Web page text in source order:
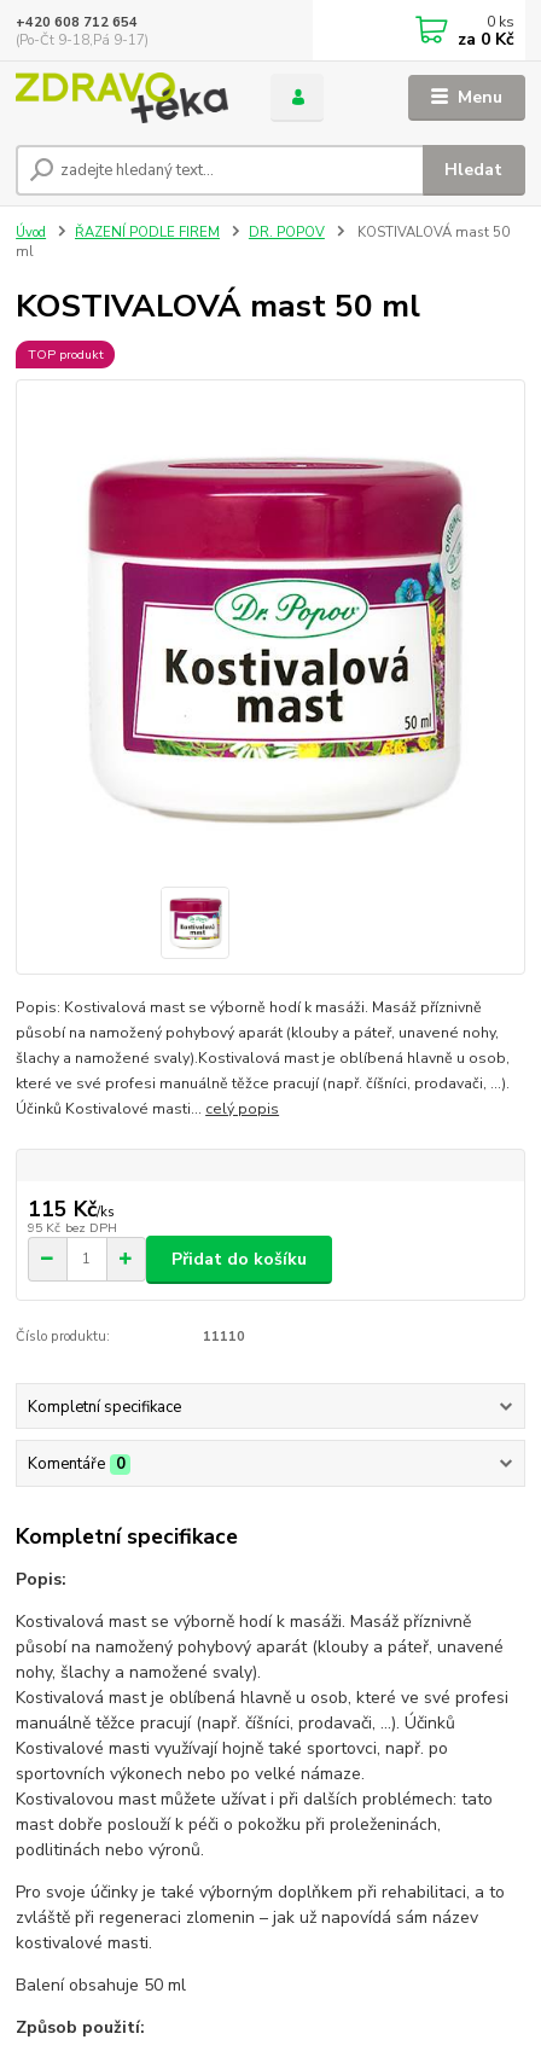
Menu
Hledat
+420 608 712 654
(Po-Čt 9-18,Pá 9-17)
0 ks
za 0 Kč
Úvod ŘAZENÍ PODLE FIREM DR. POPOV
KOSTIVALOVÁ mast 50
ml
KOSTIVALOVÁ mast 50 ml
TOP produkt
Popis: Kostivalová mast se výborně hodí k masáži. Masáž příznivně
působí na namožený pohybový aparát (klouby a páteř, unavené nohy,
šlachy a namožené svaly).Kostivalová mast je oblíbená hlavně u osob,
které ve své profesi manuálně těžce pracují (např. číšníci, prodavači, …).
Účinků Kostivalové masti... celý popis
115 Kč/ks
95 Kč bez DPH
Přidat do košíku
Číslo produktu: 11110
Kompletní specifikace
Komentáře 0
Kompletní specifikace
Popis:
Kostivalová mast se výborně hodí k masáži. Masáž příznivně
působí na namožený pohybový aparát (klouby a páteř, unavené
nohy, šlachy a namožené svaly).
Kostivalová mast je oblíbená hlavně u osob, které ve své profesi
manuálně těžce pracují (např. číšníci, prodavači, …). Účinků
Kostivalové masti využívají hojně také sportovci, např. po
sportovních výkonech nebo po velké námaze.
Kostivalovou mast můžete užívat i při dalších problémech: tato
mast dobře poslouží k péči o pokožku při proleženinách,
podlitinách nebo výronů.
Pro svoje účinky je také výborným doplňkem při rehabilitaci, a to
zvláště při regeneraci zlomenin – jak už napovídá sám název
kostivalové masti.
Balení obsahuje 50 ml
Způsob použití: